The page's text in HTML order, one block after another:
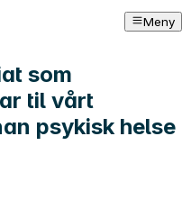
Meny
som
til vårt
psykisk helse